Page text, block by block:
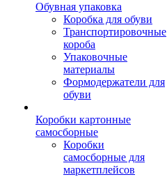
Обувная упаковка
Коробка для обуви
Транспортировочные
короба
Упаковочные
материалы
Формодержатели для
обуви
Коробки картонные
самосборные
Коробки
самосборные для
маркетплейсов